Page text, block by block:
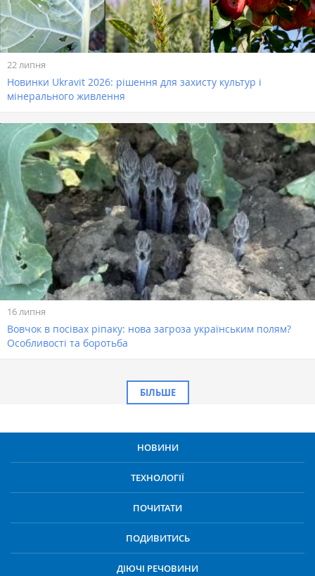
22 липня
Новинки Ukravit 2026: рішення для захисту культур і
мінерального живлення
16 липня
Вовчок в посівах ріпаку: нова загроза українським полям?
Особливості та боротьба
БІЛЬШЕ
НОВИНИ
ТЕХНОЛОГІЇ
ПОЧИТАТИ
ПОДИВИТИСЬ
ДІЮЧІ РЕЧОВИНИ